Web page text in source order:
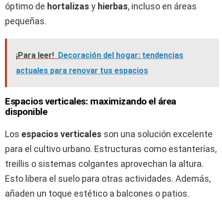
óptimo de hortalizas y hierbas, incluso en áreas
pequeñas.
¡Para leer! Decoración del hogar: tendencias
actuales para renovar tus espacios
Espacios verticales: maximizando el área
disponible
Los espacios verticales son una solución excelente
para el cultivo urbano. Estructuras como estanterías,
treillis o sistemas colgantes aprovechan la altura.
Esto libera el suelo para otras actividades. Además,
añaden un toque estético a balcones o patios.